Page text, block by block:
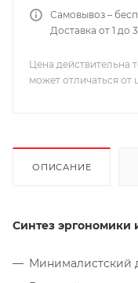
Самовывоз –
Доставка от 1 до
Цена действительна
может отличаться от
ОПИСАНИЕ
Синтез эргономики
Минималистский